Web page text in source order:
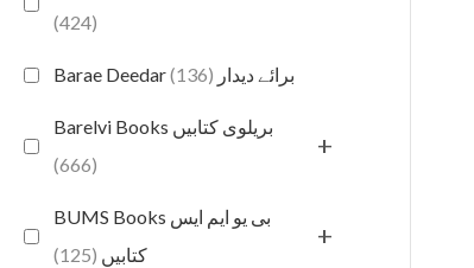
(424)
Barae Deedar برائے دیدار (136)
Barelvi Books بریلوی کتابیں
(666)
+
BUMS Books بی یو ایم ایس
کتابیں (125)
+